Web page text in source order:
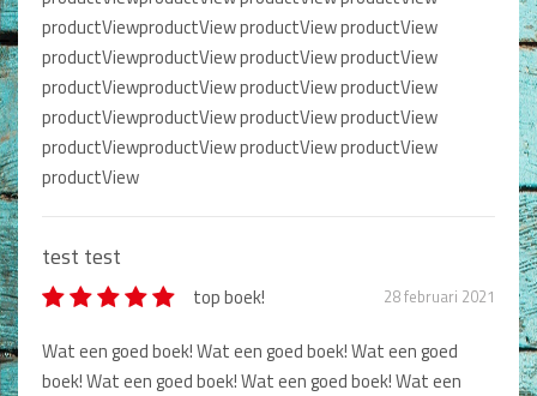
productViewproductView productView productView
productViewproductView productView productView
productViewproductView productView productView
productViewproductView productView productView
productViewproductView productView productView
productView
test test
top boek! 28 februari 2021
Wat een goed boek! Wat een goed boek! Wat een goed
boek! Wat een goed boek! Wat een goed boek! Wat een